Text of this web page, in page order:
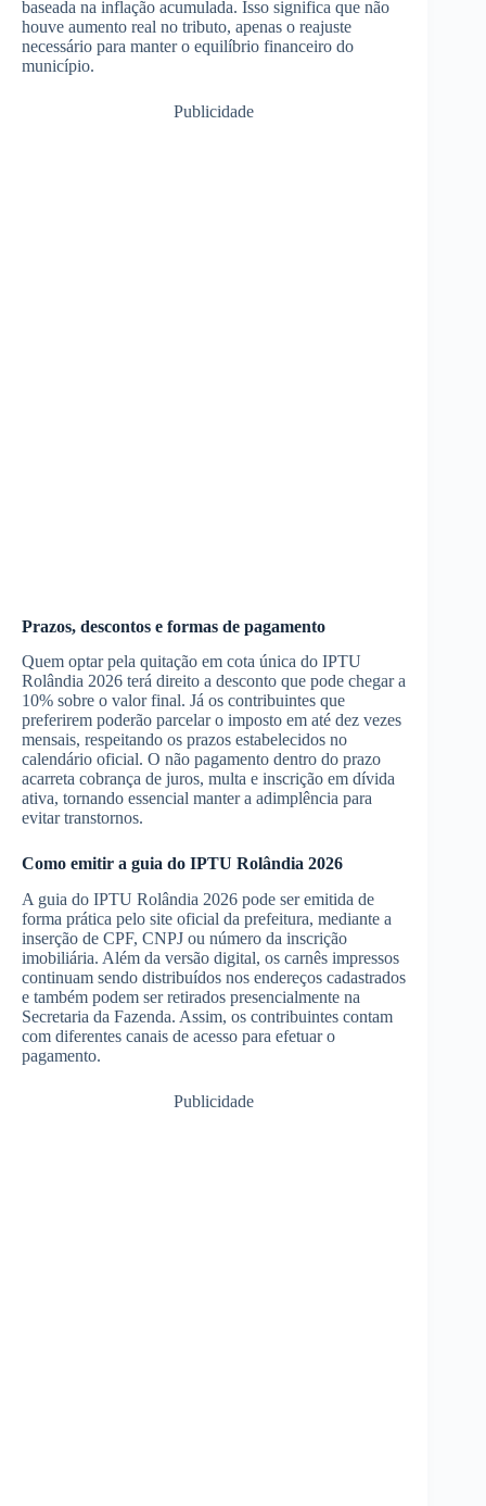
baseada na inflação acumulada. Isso significa que não
houve aumento real no tributo, apenas o reajuste
necessário para manter o equilíbrio financeiro do
município.
Publicidade
Prazos, descontos e formas de pagamento
Quem optar pela quitação em cota única do IPTU
Rolândia 2026 terá direito a desconto que pode chegar a
10% sobre o valor final. Já os contribuintes que
preferirem poderão parcelar o imposto em até dez vezes
mensais, respeitando os prazos estabelecidos no
calendário oficial. O não pagamento dentro do prazo
acarreta cobrança de juros, multa e inscrição em dívida
ativa, tornando essencial manter a adimplência para
evitar transtornos.
Como emitir a guia do IPTU Rolândia 2026
A guia do IPTU Rolândia 2026 pode ser emitida de
forma prática pelo site oficial da prefeitura, mediante a
inserção de CPF, CNPJ ou número da inscrição
imobiliária. Além da versão digital, os carnês impressos
continuam sendo distribuídos nos endereços cadastrados
e também podem ser retirados presencialmente na
Secretaria da Fazenda. Assim, os contribuintes contam
com diferentes canais de acesso para efetuar o
pagamento.
Publicidade